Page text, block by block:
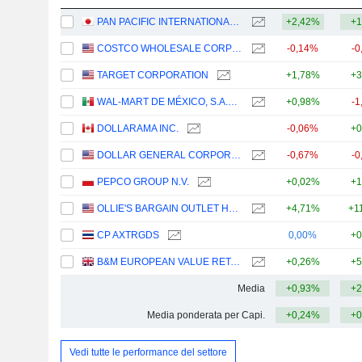
PAN PACIFIC INTERNATIONAL HOLDINGS CORPORATION +2,42%
COSTCO WHOLESALE CORPORATION -0,14% -
TARGET CORPORATION +1,78%
WAL-MART DE MÉXICO, S.A.B. DE C.V. +0,98% -
DOLLARAMA INC. -0,06%
DOLLAR GENERAL CORPORATION -0,67% -
PEPCO GROUP N.V. +0,02%
OLLIE'S BARGAIN OUTLET HOLDINGS, INC. +4,71%
CP AXTRGDS 0,00%
B&M EUROPEAN VALUE RETAIL PLC +0,26%
Media +0,93%
Media ponderata per Capi. +0,24%
Vedi tutte le performance del settore